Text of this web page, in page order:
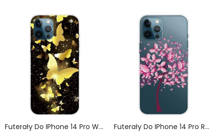
Futerały Do IPhone 14 Pro Wariacje Motyli Futerały Do IPhone 14 Pro Różowe Drzewo